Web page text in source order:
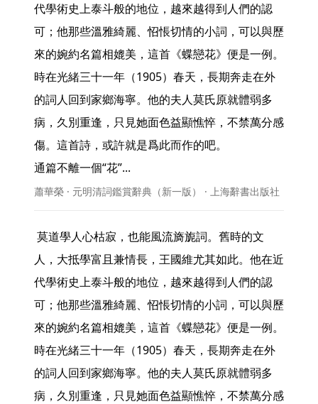
代學術史上泰斗般的地位，越來越得到人們的認
可；他那些溫雅綺麗、怊悵切情的小詞，可以與歷
來的婉約名篇相媲美，這首《蝶戀花》便是一例。
時在光緒三十一年（1905）春天，長期奔走在外
的詞人回到家鄉海寧。他的夫人莫氏原就體弱多
病，久別重逢，只見她面色益顯憔悴，不禁萬分感
傷。這首詩，或許就是爲此而作的吧。
通篇不離一個“花”...
蕭華榮 · 元明清詞鑑賞辭典（新一版） · 上海辭書出版社
人，大抵學富且兼情長，王國維尤其如此。他在近
代學術史上泰斗般的地位，越來越得到人們的認
可；他那些溫雅綺麗、怊悵切情的小詞，可以與歷
來的婉約名篇相媲美，這首《蝶戀花》便是一例。
時在光緒三十一年（1905）春天，長期奔走在外
的詞人回到家鄉海寧。他的夫人莫氏原就體弱多
病，久別重逢，只見她面色益顯憔悴，不禁萬分感